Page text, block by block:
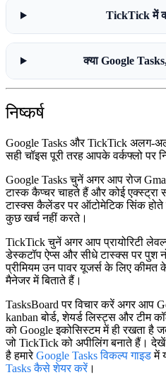
TickTick में
क्या Google
निष्कर्ष
Google Tasks और TickTick अलग-
सही चॉइस पूरी तरह आपके वर्कफ्लो पर
Google Tasks चुनेंअगर आप रोज
टास्क कैप्चर चाहते हैं और कोई एक्स्ट्रा
टास्क्स कैलेंडर पर ऑटोमेटिक सिंक होते
कुछ खर्च नहीं करते।
TickTick चुनेंअगर आप प्रायोरिटी
डेस्कटॉप ऐप्स और सीधे टास्क्स पर पुश
प्रीमियम उन पावर यूजर्स के लिए
मैनेजर में बिताते हैं।
TasksBoard पर विचार करेंअगर आप
kanban बोर्ड, शेयर्ड लिस्ट्स और
को Google इकोसिस्टम में ही रखता है
जो TickTick को अपीलिंग बनाते हैं।
है हमारेGoogle Tasks विकल्प गाइडमें
Tasks कैसे शेयर करें।